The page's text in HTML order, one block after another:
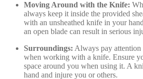
Moving Around with the Knife:
always keep it inside the provided
with an unsheathed knife in your
an open blade can result in serious
Surroundings: Always pay
when working with a knife. Ensure
space around you when using it. A
hand and injure you or others.